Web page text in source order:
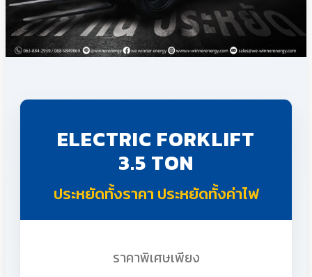
ELECTRIC FORKLIFT
3.5 TON
ประหยัดทั้งราคา ประหยัดทั้งค่าไฟ
ราคาพิเศษเพียง